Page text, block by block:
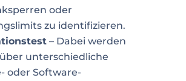
oder
zu identifizieren.
– Dabei werden
unterschiedliche
oder Software-